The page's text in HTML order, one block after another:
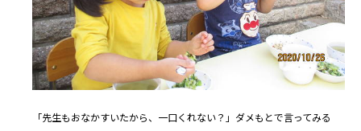
「先生もおなかすいたから、一口くれない？」ダメもとで言ってみる